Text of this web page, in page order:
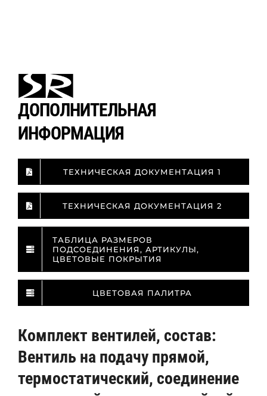
ДОПОЛНИТЕЛЬНАЯ
ИНФОРМАЦИЯ
ТЕХНИЧЕСКАЯ ДОКУМЕНТАЦИЯ 1
ТЕХНИЧЕСКАЯ ДОКУМЕНТАЦИЯ 2
ТАБЛИЦА РАЗМЕРОВ
ПОДСОЕДИНЕНИЯ, АРТИКУЛЫ,
ЦВЕТОВЫЕ ПОКРЫТИЯ
ЦВЕТОВАЯ ПАЛИТРА
Комплект вентилей, состав:
Вентиль на подачу прямой,
термостатический, соединение